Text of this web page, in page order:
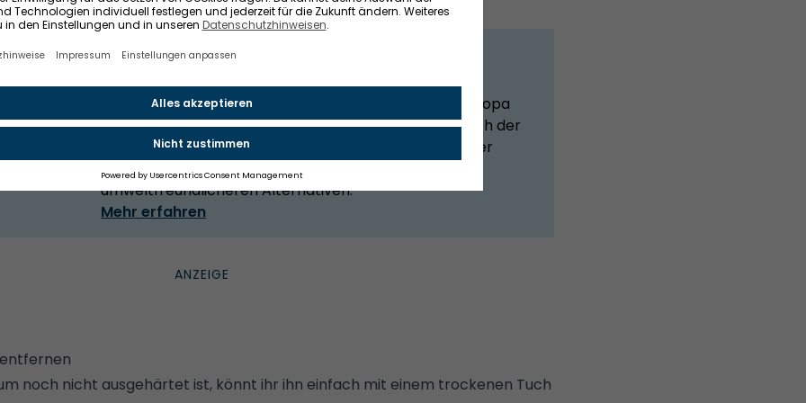
PU-Schaum: Gibt es eine ökologische Alternative zu
200 Millionen Dosen PU-Schaum werden jährlich in Europa
verkauft. Bauschaum ist bei Handwerkern beliebt. Doch der
Montageschaum ist ökologisch und gesundheitlich eher
bedenklich. Alles zu Vorteilen, Nachteilen und
umweltfreundlicheren Alternativen.
Mehr erfahren
noch nicht ausgehärtet ist, könnt ihr ihn einfach mit einem trockenen Tuch